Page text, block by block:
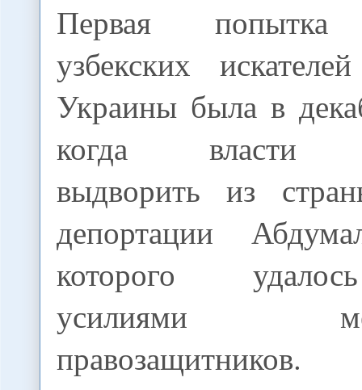
Первая попытка
узбекских
Украины была в
когда власти
выдворить из
депортации
которого
усилиями
правозащитников.